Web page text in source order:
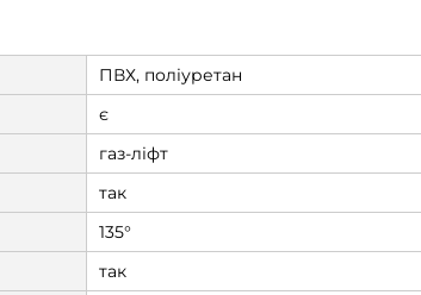
ПВХ, поліуретан
є
газ-ліфт
так
135°
так